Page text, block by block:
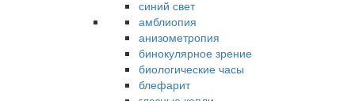
синий свет
амблиопия
анизометропия
бинокулярное зрение
биологические часы
блефарит